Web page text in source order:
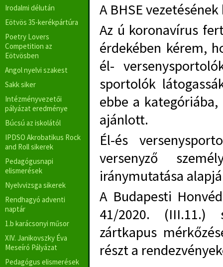
Irodalmi délután
Eötvös 35-kerékpártúra
Poetry Lovers
Competition az
Eötvösben
Angol nyelvi szakest
Sakk siker
Intézményvezetői
pályázat eredménye
Búcsú az iskolától
IPDSO Akrobatikus Rock
and Roll sikerek
Pedagógusnapi
elismerések
Nyelvvizsga sikerek
Rendhagyó adventi
naptár
1.b karácsonyi műsor
XIV. Janikovszky Éva
Meseíró Pályázat
Pedagógus elismerések
A BHSE
Az ú koronavírus
érdekében kérem,
él-
sportolók
ebbe a
ajánlott.
Él-és
versenyző
iránymutatása
A Budapesti
41/2020. (III.11.)
zártkapus
részt a